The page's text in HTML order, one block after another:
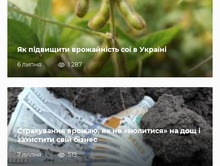
Як підвищити врожайність сої в Україні
6 липня 1 287
Страхування врожаю, як не «молитися» на дощ і
захистити свій бізнес
7 липня 519